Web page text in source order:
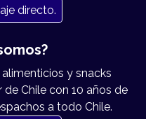
directo.
y snacks
Chile con 10 años de
a todo Chile.